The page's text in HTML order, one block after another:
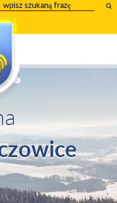
wpisz
szukany
tekst